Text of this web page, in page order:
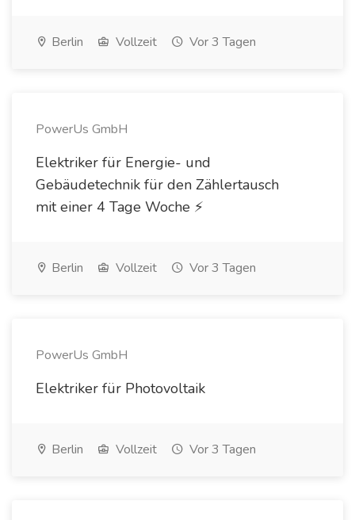
Berlin Vollzeit Vor 3 Tagen
PowerUs GmbH
Elektriker für Energie- und
Gebäudetechnik für den Zählertausch
mit einer 4 Tage Woche ⚡️
Berlin Vollzeit Vor 3 Tagen
PowerUs GmbH
Elektriker für Photovoltaik
Berlin Vollzeit Vor 3 Tagen